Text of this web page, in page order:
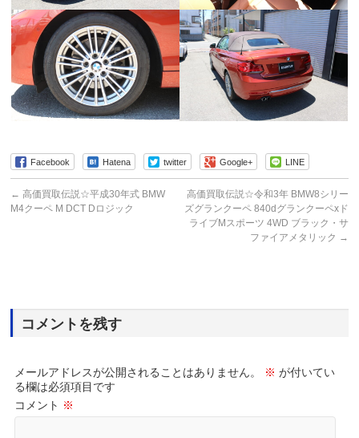
Facebook Hatena twitter Google+ LINE
← 高価買取伝説☆平成30年式 BMW
M4クーペ M DCT Dロジック
高価買取伝説☆令和3年 BMW8シリー
ズグランクーペ 840dグランクーペxド
ライブMスポーツ 4WD ブラック・サ
ファイアメタリック →
コメントを残す
メールアドレスが公開されることはありません。 ※ が付いてい
る欄は必須項目です
コメント ※